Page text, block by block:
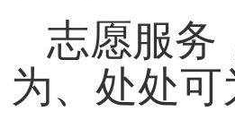
志愿服务
为、处处可